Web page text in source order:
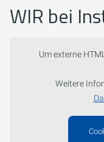
WIR bei
Um externe
Weitere